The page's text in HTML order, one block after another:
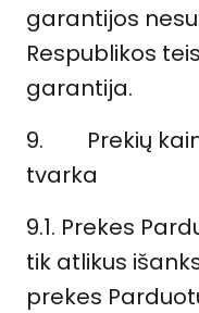
garantijos
Respublikos
garantija.
9.
Prekių
tvarka
9.1. Prekes
tik atlikus
prekes